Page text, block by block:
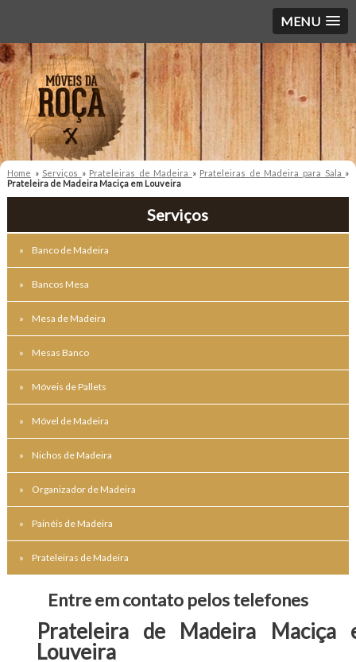
MENU
Home » Serviços » Prateleiras de Madeira » Prateleiras de Madeira para Sala »
Prateleira de Madeira Maciça em Louveira
Serviços
Banco de Madeira
Bancos Mesa
Mesa de Madeira
Mesas Banco
Móveis de Pallets
Móvel de Madeira
Nichos de Madeira
Organizador de Madeira
Painéis de Madeira
Prateleiras de Madeira
Entre em contato pelos telefones
Prateleira de Madeira Maciça
Louveira